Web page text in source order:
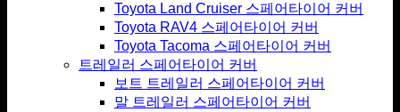
Toyota Land Cruiser 스페어타이어 커버
Toyota RAV4 스페어타이어 커버
Toyota Tacoma 스페어타이어 커버
트레일러 스페어타이어 커버
보트 트레일러 스페어타이어 커버
말 트레일러 스페어타이어 커버